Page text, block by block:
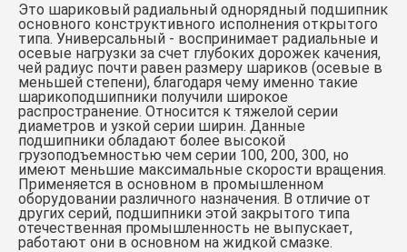
Это шариковый радиальный однорядный подшипник
основного конструктивного исполнения открытого
типа. Универсальный - воспринимает радиальные и
осевые нагрузки за счет глубоких дорожек качения,
чей радиус почти равен размеру шариков (осевые в
меньшей степени), благодаря чему именно такие
шарикоподшипники получили широкое
распространение. Относится к тяжелой серии
диаметров и узкой серии ширин. Данные
подшипники обладают более высокой
грузоподъемностью чем серии 100, 200, 300, но
имеют меньшие максимальные скорости вращения.
Применяется в основном в промышленном
оборудовании различного назначения. В отличие от
других серий, подшипники этой закрытого типа
отечественная промышленность не выпускает,
работают они в основном на жидкой смазке.